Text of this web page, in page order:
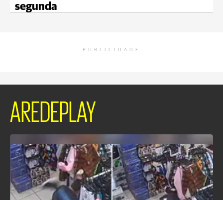
segunda
PUBLICIDADE
AREDEPLAY